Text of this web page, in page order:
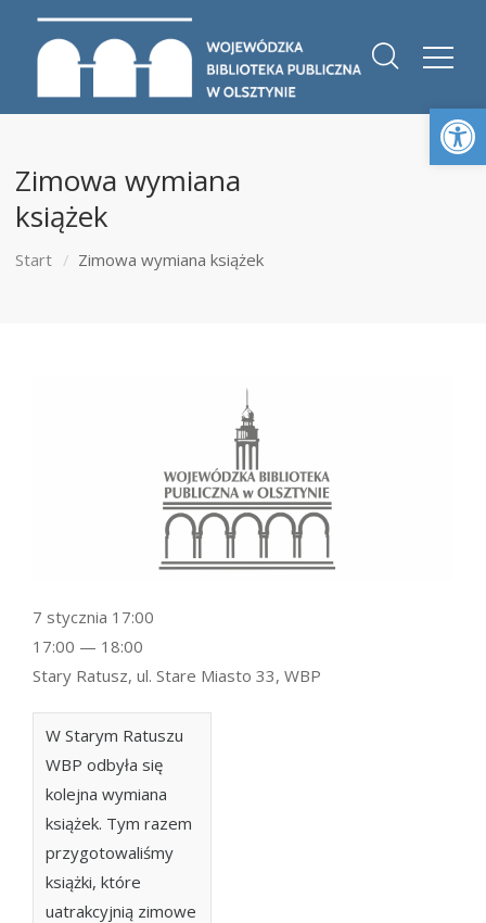
Zimowa wymiana
książek
Start Zimowa wymiana książek
W Starym Ratuszu
WBP odbyła się
kolejna wymiana
książek. Tym razem
przygotowaliśmy
książki, które
uatrakcyjnią zimowe
7 stycznia 17:00
17:00 — 18:00
Stary Ratusz, ul. Stare Miasto 33, WBP